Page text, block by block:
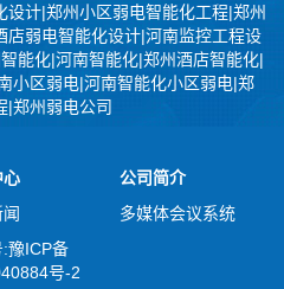
计|郑州小区弱电智能化工程|郑州
弱电智能化设计|河南监控工程设
能化|河南智能化|郑州酒店智能化|
小区弱电|河南智能化小区弱电|郑
|郑州弱电公司
心
豫ICP备
号-2
公司简介
多媒体会议系统